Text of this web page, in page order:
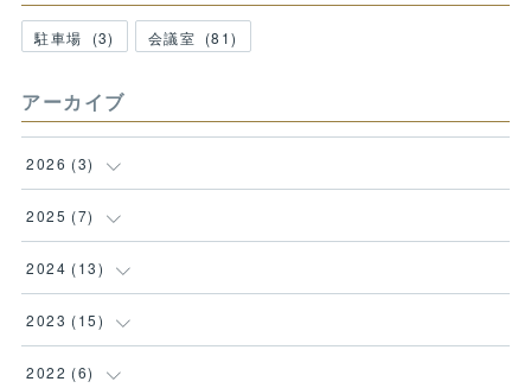
駐車場 (3) 会議室 (81)
アーカイブ
2026 (3)
(1
(1)
( 1)
2025 (7)
(1)
(1)
(1
2024 (13)
(1)
(1
2023 (15)
(1
2022 (6)